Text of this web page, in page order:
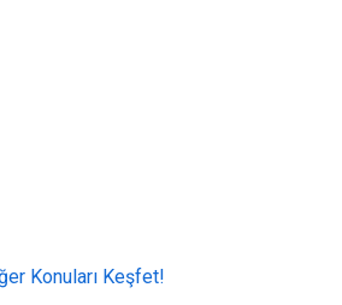
Konuları Keşfet!